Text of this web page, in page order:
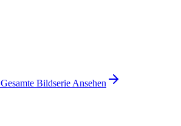
Gesamte Bildserie Ansehen